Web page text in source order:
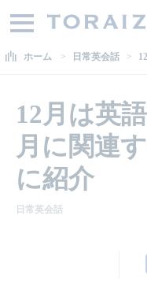
ホーム 日常英会話
12月は英
月に関連
に紹介
日常英会話